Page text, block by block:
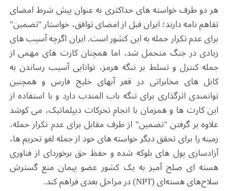
هر دو طرف خواسته های حداکثری به عنوان پیش شرط امضای
تفاهم نامه دارند؛ ایران قبل از امضای توافق، خواستار "تضمین"
برای عدم تکرار حمله به این کشور است. ایران اگرچه آسیب های
زیادی در جنگ متحمل شد، اما همچنان کارت های مهمی از
جمله کنترل و تسلط بر تنگه هرمز، توانایی آسیب رساندن به
کابل های مخابراتی در قعر آبهای خلیج فارس و همچنین
توانمندی اثرگذاری برای تنگه باب المندب دارد و با استفاده از
این کارت ها و همزمان با انجام تحرکات دیپلماتیک، می کوشد
علاوه بر گرفتن "تضمین" از طرف مقابل برای عدم تکرار حمله،
زمینه را برای تحقق دیگر خواسته های خود از جمله لغو تحریم ها،
آزادسازی پول های بلوکه شده و حفظ حق برخوردای از فناوری
هسته ای صلح آمیز به یک کشور عضو پیمان منع گسترش
سلاح‌های هسته‌ای (NPT) در مراحل بعدی فراهم کند.